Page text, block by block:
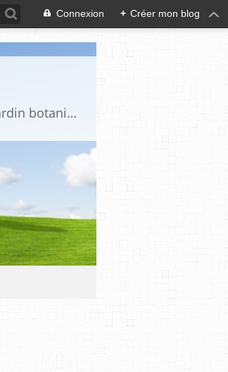
Connexion + Créer mon blog
Une semaine au Jardin est un événement annuel afin de promouvoir le projet et la création du jardin botanique des plantes de la Bible « Les Jardins de Chanabier » à Aubenas (Ardèche méridionale). Ouvert à tous, cette semaine veut créer une dynamique autour du jardin botanique avec des moments de partage, de rencontre ou de convivialité en rapport avec le jardin, les espaces naturels, la botanique, l’agroécologie... C’est un espace, un lieu où peuvent se retrouver ceux qui aiment cultiver leur jardin, ceux qui savent s’arrêter pour contempler la nature et respecter sa biodiversité, ceux qui veulent partager avec d’autres personnes.